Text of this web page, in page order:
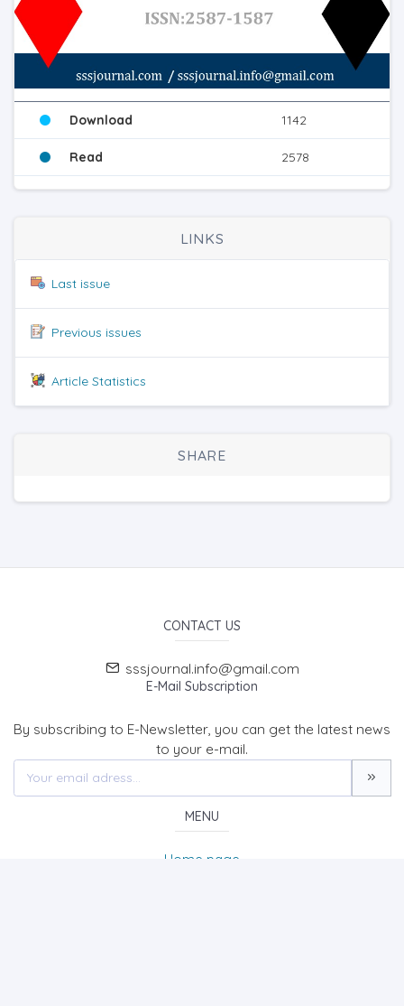
Download 1142
Read 2578
LINKS
Last issue
Previous issues
Article Statistics
SHARE
CONTACT US
sssjournal.info@gmail.com
E-Mail Subscription
By subscribing to E-Newsletter, you can get the latest news
to your e-mail.
MENU
Home page